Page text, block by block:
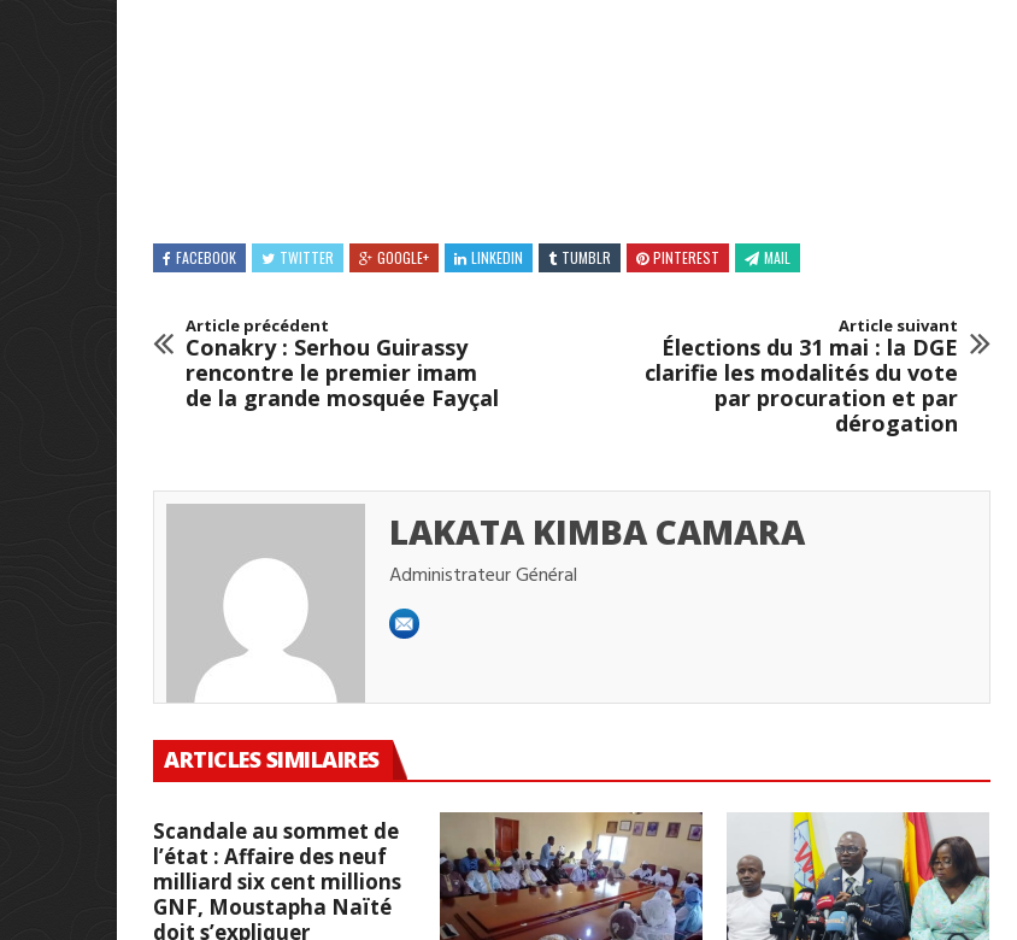
FACEBOOK TWITTER GOOGLE+ LINKEDIN TUMBLR PINTEREST MAIL
Article précédent
Conakry : Serhou Guirassy
rencontre le premier imam
de la grande mosquée Fayçal
Article suivant
Élections du 31 mai : la DGE
clarifie les modalités du vote
par procuration et par
dérogation
LAKATA KIMBA CAMARA
Administrateur Général
ARTICLES SIMILAIRES
Scandale au sommet de
l’état : Affaire des neuf
milliard six cent millions
GNF, Moustapha Naïté
doit s’expliquer